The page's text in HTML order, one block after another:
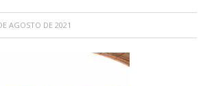
AGOSTO DE 2021